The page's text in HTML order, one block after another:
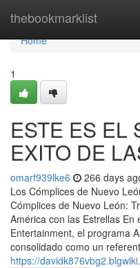
thebookmarklist
Home
Home
1
ESTE ES EL
EXITO DE
omarf939lke6 266 days
Los Cómplices de Nuevo
Cómplices de Nuevo León:
América con las Estrellas En
Entertainment, el programa
consolidado como un
https://